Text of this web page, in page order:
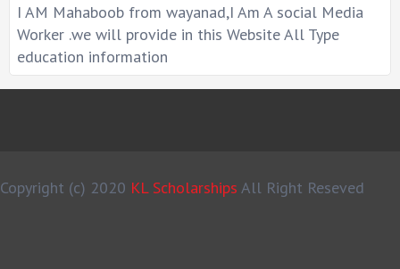
I AM Mahaboob from wayanad,I Am A social Media
Worker .we will provide in this Website All Type
education information
Copyright (c) 2020 KL Scholarships All Right Reseved